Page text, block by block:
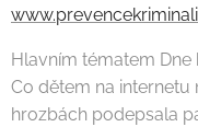
Hlavním tématem
Co dětem na internetu
hrozbách podepsala